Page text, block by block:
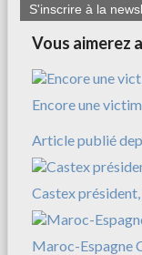
S'inscrire à la
Vous aimerez
Encore une
Article publié
Castex
Maroc-Espagne